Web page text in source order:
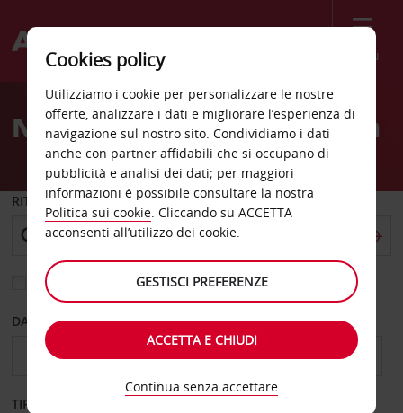
Menù
Welcome
AvisNoleggio auto Romorantin
RITIRO DA
Scegli una località di riconsegna diversa
DAL GIORNO AL GIORNO
TIPOLOGIA DI NOLEGGIO
Cookies policy
Utilizziamo i cookie per personalizzare le nostre
offerte, analizzare i dati e migliorare l’esperienza di
navigazione sul nostro sito. Condividiamo i dati
anche con partner affidabili che si occupano di
pubblicità e analisi dei dati; per maggiori
informazioni è possibile consultare la nostra
Politica sui cookie. Cliccando su ACCETTA
acconsenti all’utilizzo dei cookie.
GESTISCI PREFERENZE
ACCETTA E CHIUDI
Continua senza accettare